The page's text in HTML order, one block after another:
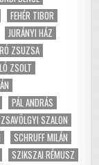
FEHÉR TIBOR
JURÁNYI HÁZ
ZSUZSA
ZSOLT
PÁL ANDRÁS
SZALON
SCHRUFF MILÁN
SZIKSZAI RÉMUSZ